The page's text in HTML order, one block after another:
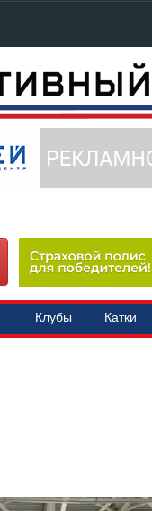
Клубы Катки